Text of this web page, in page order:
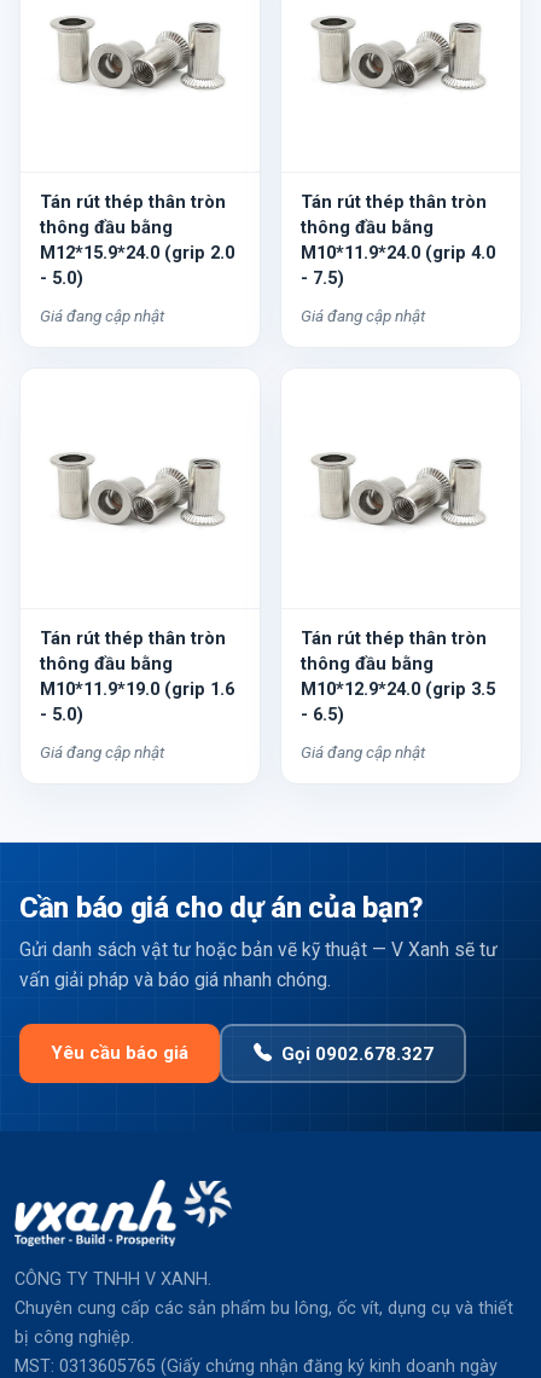
Tán rút thép thân tròn
thông đầu bằng
M12*15.9*24.0 (grip 2.0
- 5.0)
Giá đang cập nhật
Tán rút thép thân tròn
thông đầu bằng
M10*11.9*24.0 (grip 4.0
- 7.5)
Giá đang cập nhật
Tán rút thép thân tròn
thông đầu bằng
M10*11.9*19.0 (grip 1.6
- 5.0)
Giá đang cập nhật
Tán rút thép thân tròn
thông đầu bằng
M10*12.9*24.0 (grip 3.5
- 6.5)
Giá đang cập nhật
Cần báo giá cho dự án của bạn?
Gửi danh sách vật tư hoặc bản vẽ kỹ thuật — V Xanh sẽ tư
vấn giải pháp và báo giá nhanh chóng.
Yêu cầu báo giá Gọi 0902.678.327
CÔNG TY TNHH V XANH.
Chuyên cung cấp các sản phẩm bu lông, ốc vít, dụng cụ và thiết
bị công nghiệp.
MST: 0313605765 (Giấy chứng nhận đăng ký kinh doanh ngày